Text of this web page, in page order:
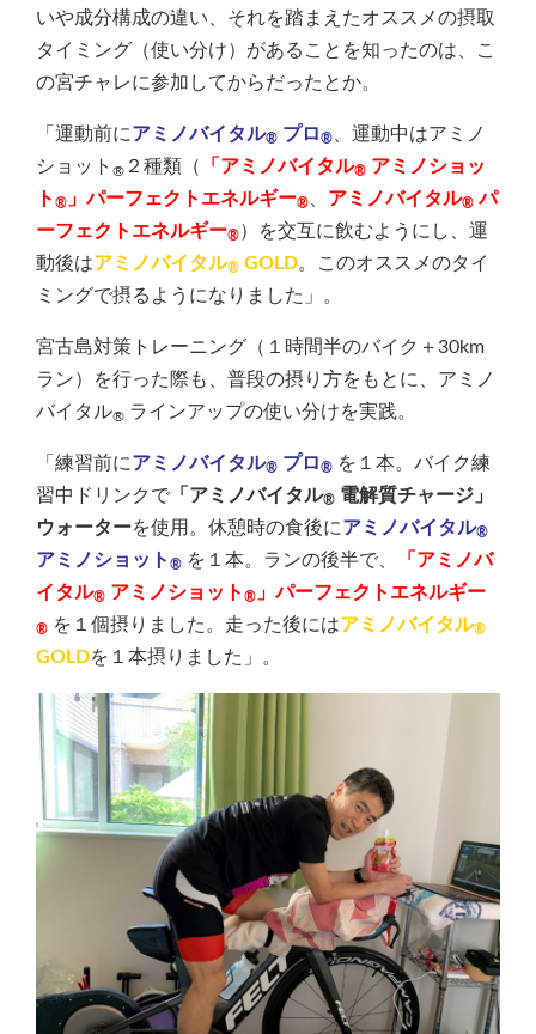
いや成分構成の違い、それを踏まえたオススメの摂取
タイミング（使い分け）があることを知ったのは、こ
の宮チャレに参加してからだったとか。
「運動前にアミノバイタル® プロ®、運動中はアミノ
ショット ® ２種類（ 「アミノバイタル® アミノショッ
ト ® 」パーフェクトエネルギー®、 アミノバイタル® パ
ーフェクトエネルギー®）を交互に飲むようにし、運
動後はアミノバイタル® GOLD。このオススメのタイ
ミングで摂るようになりました」。
宮古島対策トレーニング（１時間半のバイク＋30km
ラン）を行った際も、普段の摂り方をもとに、アミノ
バイタル® ラインアップの使い分けを実践。
「練習前にアミノバイタル® プロ® を１本。バイク練
習中ドリンクで 「アミノバイタル® 電解質チャージ」
ウォーターを使用。休憩時の食後にアミノバイタル®
アミノショット ® を１本。ランの後半で、
「アミノバ
イタル® アミノショット ® 」パーフェクトエネルギー
® を１個摂りました。走った後にはアミノバイタル®
GOLDを１本摂りました」。